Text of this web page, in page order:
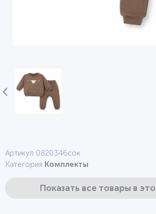
Артикул 0820346сок
Категория Комплекты
Показать все товары в